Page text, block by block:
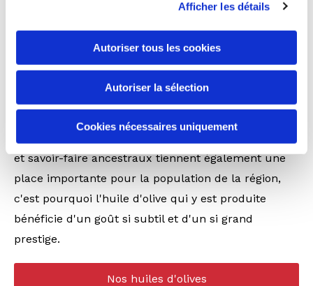
Afficher les détails
Autoriser tous les cookies
Autoriser la sélection
Cookies nécessaires uniquement
Ainsi dans les Pouilles, le climat est idéal pour que
les oliviers prospèrent et assurent une récolte
annuelle optimale, faisant de ce fruit si modeste,
l'une des plus grandes sources de revenus de la
et savoir-faire ancestraux tiennent également une
place importante pour la population de la région,
c'est pourquoi l'huile d'olive qui y est produite
bénéficie d'un goût si subtil et d'un si grand
prestige.
Nos huiles d'olives